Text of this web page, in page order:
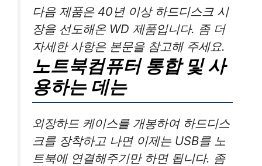
다음 제품은 40년 이상 하드디스크 시
장을 선도해온 WD 제품입니다. 좀 더
자세한 사항은 본문을 참고해 주세요.
노트북컴퓨터 통합 및 사
용하는 데는
외장하드 케이스를 개봉하여 하드디스
크를 장착하고 나면 이제는 USB를 노
트북에 연결해주기만 하면 됩니다. 좀